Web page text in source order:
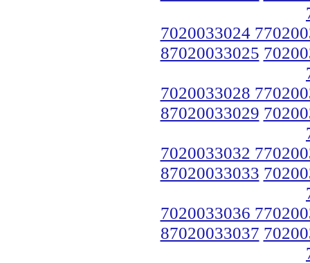
7020033024
87020033025
7020033028
87020033029
7020033032
87020033033
7020033036
87020033037